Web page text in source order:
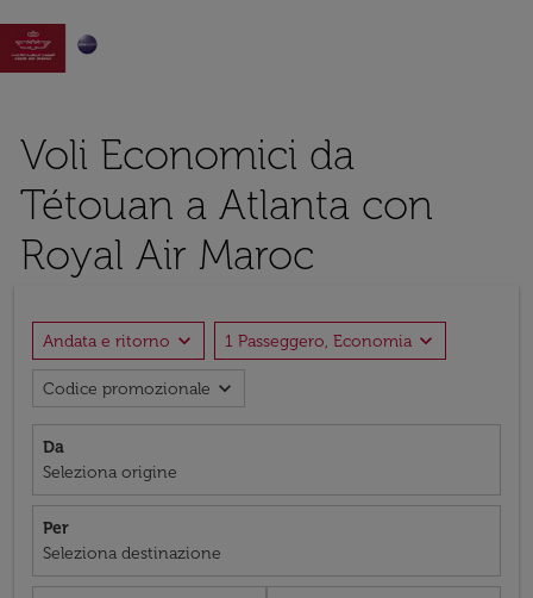

Voli Economici da
Tétouan a Atlanta con
Royal Air Maroc
Andata e ritorno expand_more 1 Passeggero, Economia expand_more
Codice promozionale expand_more
Da
Seleziona origine
Per
Seleziona destinazione